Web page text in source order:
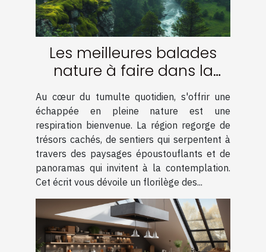
Les meilleures balades
nature à faire dans la
région
Au cœur du tumulte quotidien, s'offrir une
échappée en pleine nature est une
respiration bienvenue. La région regorge de
trésors cachés, de sentiers qui serpentent à
travers des paysages époustouflants et de
panoramas qui invitent à la contemplation.
Cet écrit vous dévoile un florilège des...